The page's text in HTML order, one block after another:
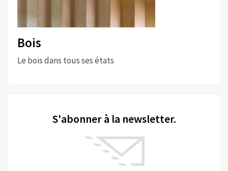
Bois
Le bois dans tous ses états
S'abonner à la newsletter.